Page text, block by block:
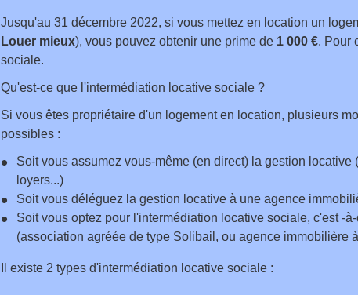
Jusqu'au 31 décembre 2022, si vous mettez en location un
Louer mieux), vous pouvez obtenir une prime de1 000 €. Pour
sociale.
Qu'est-ce que l'intermédiation locative sociale ?
Si vous êtes propriétaire d'un logement en location, plusieurs
possibles :
Soit vous assumez vous-même (en direct) la gestion
loyers...)
Soit vous déléguez la gestion locative à une agence
Soit vous optez pour l'intermédiation locative sociale, c'est -
(association agréée de type Solibail , ou agence immobilière
Il existe 2 types d'intermédiation locative sociale :